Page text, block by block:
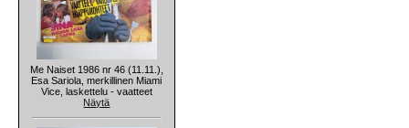
Me Naiset 1986 nr 46 (11.11.),
Esa Sariola, merkillinen Miami
Vice, laskettelu - vaatteet
Näytä